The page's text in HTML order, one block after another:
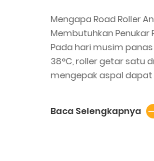
Mengapa Road Roller
Membutuhkan Penukar
Pada hari musim
38°C, roller getar satu
mengepak aspal dapat
Baca Selengkapnya